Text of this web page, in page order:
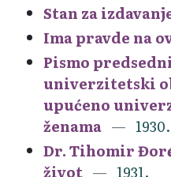
Stan za
Ima pravde na
Pismo
univerzitetski
upućeno
ženama
1930.
Dr. Tihomir
život
1931.